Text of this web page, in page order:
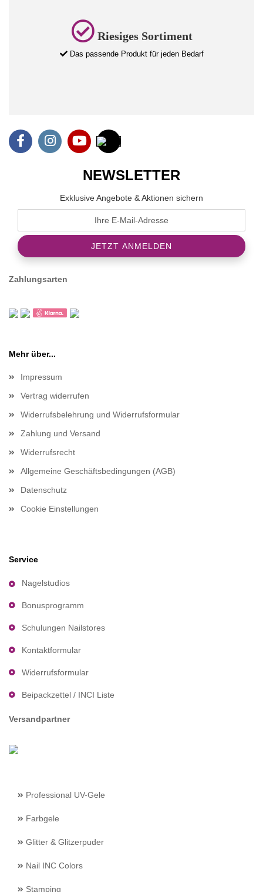
Riesiges Sortiment
Das passende Produkt für jeden Bedarf
NEWSLETTER
Exklusive Angebote & Aktionen sichern
Zahlungsarten
Mehr über...
Impressum
Vertrag widerrufen
Widerrufsbelehrung und Widerrufsformular
Zahlung und Versand
Widerrufsrecht
Allgemeine Geschäftsbedingungen (AGB)
Datenschutz
Cookie Einstellungen
Service
Nagelstudios
Bonusprogramm
Schulungen Nailstores
Kontaktformular
Widerrufsformular
Beipackzettel / INCI Liste
Versandpartner
Professional UV-Gele
Farbgele
Glitter & Glitzerpuder
Nail INC Colors
Stamping